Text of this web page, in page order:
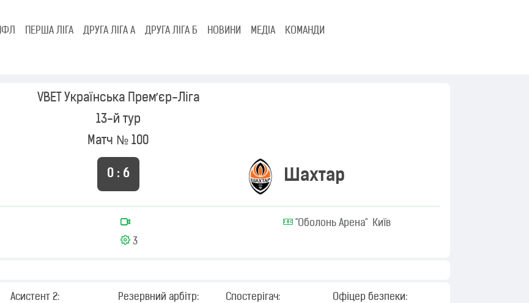
ПФЛ ПЕРША ЛІГА ДРУГА ЛІГА А ДРУГА ЛІГА Б НОВИНИ МЕДІА КОМАНДИ
VBET Українська Премʼєр-Ліга
13-й тур
Матч № 100
0 : 6 Шахтар
"Оболонь Арена" Київ
3
Асистент 2:
Резервний арбітр:
Спостерігач:
Офіцер безпеки: